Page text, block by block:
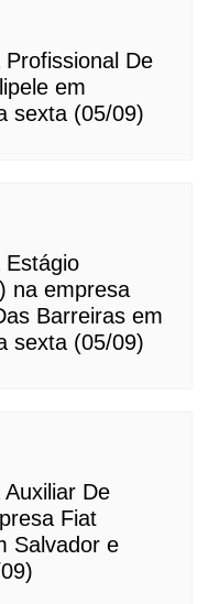
De
em
sexta (05/09)
Estágio
na empresa
Barreiras em
sexta (05/09)
De
Fiat
Salvador e